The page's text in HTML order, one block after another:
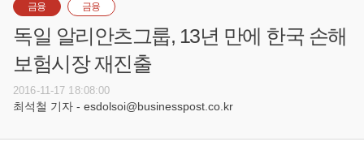
금융 금융
독일 알리안츠그룹, 13년 만에 한국 손해
보험시장 재진출
2016-11-17 18:08:00
최석철 기자 - esdolsoi@businesspost.co.kr